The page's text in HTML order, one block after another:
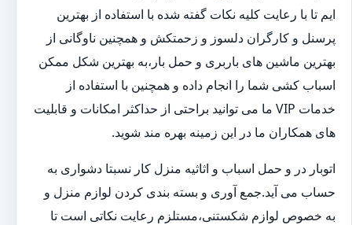
ایم تا با رعایت کلیه نکات گفته شده با استفاده از بهترین
پرسنل و کارگران دلسوز و زحمتکش و همچنین ناوگانی از
بهترین ماشین های باربری و حمل بار،به بهترین شکل ممکن
اسباب کشی شما را انجام داده و همچنین با استفاده از
خدمات VIP ما می توانید براحتی از حداکثر امکانات و قابلیت
های همکاران ما در این زمینه بهره مند شوید.
اتوبار در و حمل اسباب و اثاثیه منزل کار نسبتا دشواری به
حساب می آید.جمع آوری و بسته بندی کردن لوازم منزل و
به خصوص لوازم شکستنی،مستلزم رعایت نکاتی است تا